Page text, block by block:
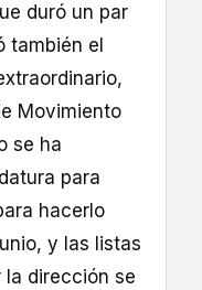
duró un par
también el
Movimiento
se ha
para
hacerlo
y las listas
la dirección se